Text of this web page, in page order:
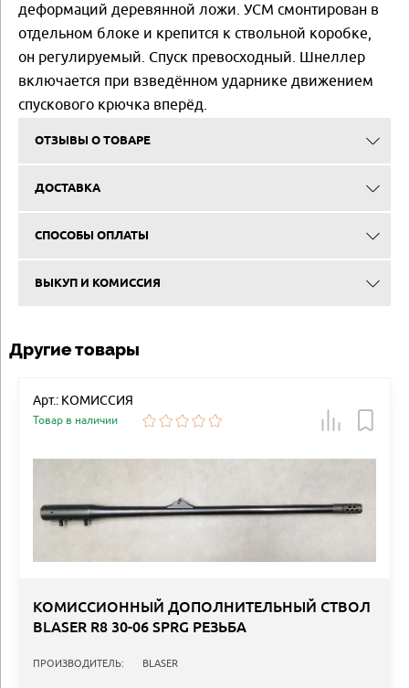
деформаций деревянной ложи. УСМ смонтирован в
отдельном блоке и крепится к ствольной коробке,
он регулируемый. Спуск превосходный. Шнеллер
включается при взведённом ударнике движением
спускового крючка вперёд.
ОТЗЫВЫ О ТОВАРЕ
ДОСТАВКА
СПОСОБЫ ОПЛАТЫ
ВЫКУП И КОМИССИЯ
Другие товары
Арт.: КОМИССИЯ
Товар в наличии
КОМИССИОННЫЙ ДОПОЛНИТЕЛЬНЫЙ СТВОЛ
BLASER R8 30-06 SPRG РЕЗЬБА
ПРОИЗВОДИТЕЛЬ: BLASER